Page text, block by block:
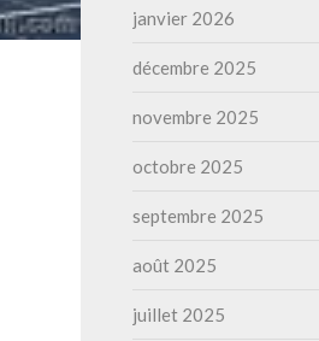
janvier 2026
décembre 2025
novembre 2025
octobre 2025
septembre 2025
août 2025
juillet 2025